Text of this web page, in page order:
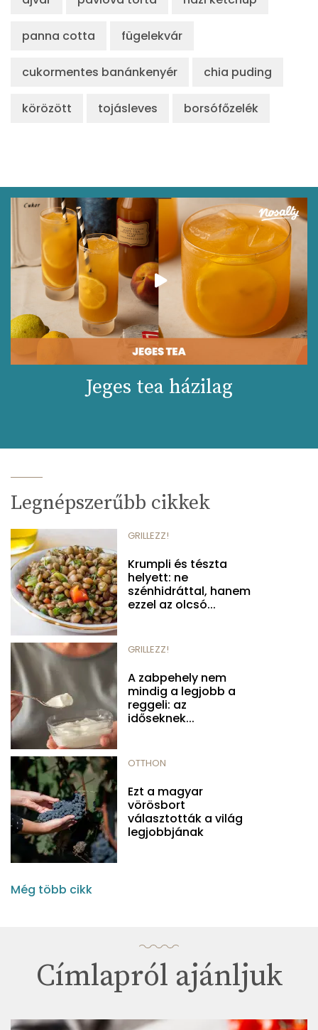
panna cotta fügelekvár
cukormentes banánkenyér chia puding
körözött tojásleves borsófőzelék
Jeges tea házilag
Legnépszerűbb cikkek
GRILLEZZ!
Krumpli és tészta
helyett: ne
szénhidráttal, hanem
ezzel az olcsó...
GRILLEZZ!
A zabpehely nem
mindig a legjobb a
reggeli: az
időseknek...
OTTHON
Ezt a magyar
vörösbort
választották a világ
legjobbjának
Még több cikk
Címlapról ajánljuk